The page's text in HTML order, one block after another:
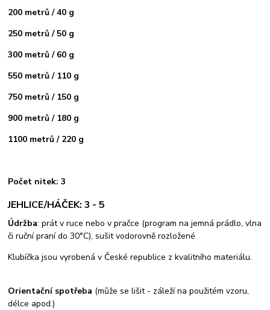
200 metrů / 40 g
250 metrů / 50 g
300 metrů / 60 g
550 metrů / 110 g
750 metrů / 150 g
900 metrů / 180 g
1100 metrů / 220 g
Počet nitek: 3
JEHLICE/HÁČEK: 3 - 5
Údržba: prát v ruce nebo v pračce (program na jemná prádlo, vlna
či ruční praní do 30°C), sušit vodorovně rozložené
Klubíčka jsou vyrobená v České republice z kvalitního materiálu.
Orientační spotřeba (může se lišit - záleží na použitém vzoru,
délce apod.)